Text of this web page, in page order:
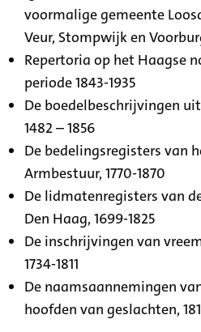
voormalige gemeente
Veur, Stompwijk en
Repertoria op het Haagse
periode 1843-1935
De boedelbeschrijvingen
1482 – 1856
De bedelingsregisters van
Armbestuur, 1770-1870
De lidmatenregisters van
Den Haag, 1699-1825
De inschrijvingen van
1734-1811
De naamsaannemingen
hoofden van geslachten,